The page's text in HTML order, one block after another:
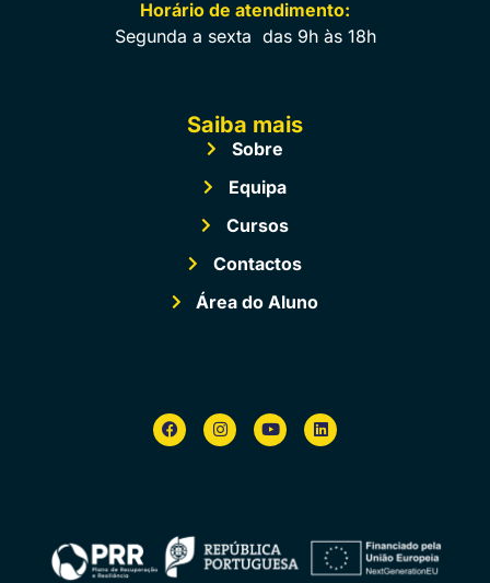
Horário de atendimento:
Segunda a sexta das 9h às 18h
Saiba mais
Sobre
Equipa
Cursos
Contactos
Área do Aluno